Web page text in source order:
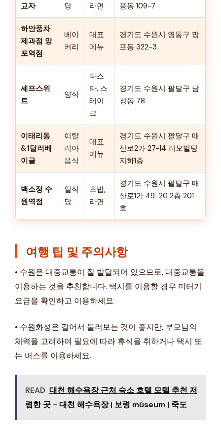
교자
당
라면
풍동 109-7
하얀풍차
제과점 망
포역점
베이
커리
대표
메뉴
경기도 수원시 영통구 망
포동 322-3
셰프스위
트
양식
파스
타, 스
테이
크
경기도 수원시 팔달구 남
창동 78
이태리동
&1달러베
이글
이탈
리아
음식
대표
메뉴
경기도 수원시 팔달구 매
산로2가 27-14 리오빌딩
지하1층
백소정 수
원역점
일식
당
초밥,
라면
경기도 수원시 팔달구 매
산로1가 49-20 2층 201
호
여행 팁 및 주의사항
• 수원은 대중교통이 잘 발달되어 있으므로, 대중교통을
이용하는 것을 추천합니다. 택시를 이용할 경우 미터기
요금을 확인하고 이용하세요.
• 수원화성은 걸어서 둘러보는 것이 좋지만, 부모님의
체력을 고려하여 필요에 따라 휴식을 취하거나 택시 또
는 버스를 이용하세요.
READ 대천 해수욕장 근처 숙소 호텔 모텔 추천 저
렴한 곳 - 대천 해수욕장 | 보령 múseum | 죽도